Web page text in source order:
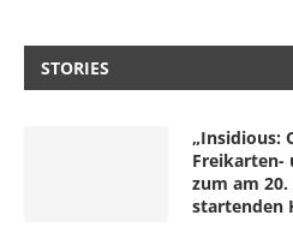
STORIES
„Insidious:
Freikarten-
zum am
startenden